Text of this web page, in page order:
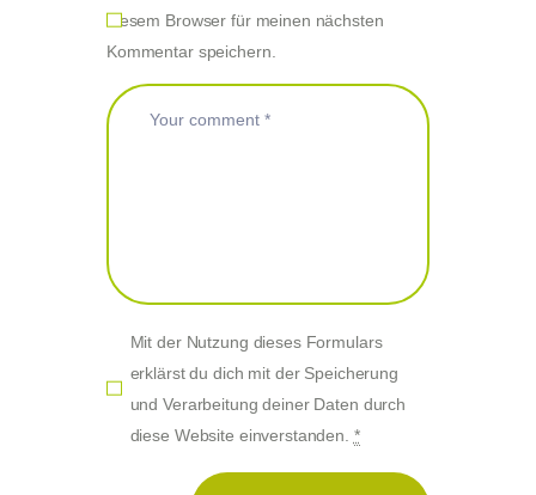
diesem Browser für meinen nächsten
Kommentar speichern.
Mit der Nutzung dieses Formulars
erklärst du dich mit der Speicherung
und Verarbeitung deiner Daten durch
diese Website einverstanden. *